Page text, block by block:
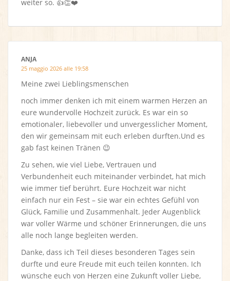
weiter so. 👍👏❤️
ANJA
25 maggio 2026 alle 19:58
Meine zwei Lieblingsmenschen
noch immer denken ich mit einem warmen Herzen an
eure wundervolle Hochzeit zurück. Es war ein so
emotionaler, liebevoller und unvergesslicher Moment,
den wir gemeinsam mit euch erleben durften.Und es
gab fast keinen Tränen 😉
Zu sehen, wie viel Liebe, Vertrauen und
Verbundenheit euch miteinander verbindet, hat mich
wie immer tief berührt. Eure Hochzeit war nicht
einfach nur ein Fest – sie war ein echtes Gefühl von
Glück, Familie und Zusammenhalt. Jeder Augenblick
war voller Wärme und schöner Erinnerungen, die uns
alle noch lange begleiten werden.
Danke, dass ich Teil dieses besonderen Tages sein
durfte und eure Freude mit euch teilen konnten. Ich
wünsche euch von Herzen eine Zukunft voller Liebe,